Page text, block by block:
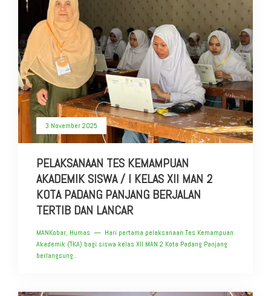
3 November 2025
PELAKSANAAN TES KEMAMPUAN
AKADEMIK SISWA / I KELAS XII MAN 2
KOTA PADANG PANJANG BERJALAN
TERTIB DAN LANCAR
MANKobar, Humas — Hari pertama pelaksanaan Tes Kemampuan
Akademik (TKA) bagi siswa kelas XII MAN 2 Kota Padang Panjang
berlangsung..